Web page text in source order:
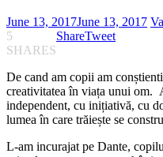
June 13, 2017June 13, 2017
5
SHARES
ShareTweet
De cand am copii am
creativitatea în viața unui om.
independent, cu inițiativă, cu
lumea în care trăiește se
L-am incurajat pe Dante,